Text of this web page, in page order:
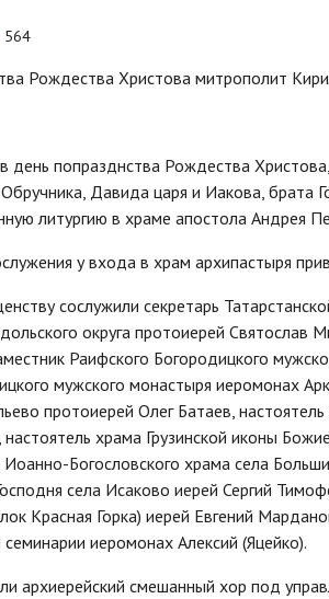
564
день попразднства Рождества
Давида царя и Иакова, брата
литургию в храме апостола Андрея
у входа в храм архипастыря
сослужили секретарь
округа протоиерей Святослав
Раифского Богородицкого
мужского монастыря иеромонах
протоиерей Олег Батаев,
храма Грузинской иконы
Иоанно-Богословского храма села
села Исаково иерей Сергий
Красная Горка) иерей Евгений
иеромонах Алексий (Яцейко).
архиерейский смешанный хор под